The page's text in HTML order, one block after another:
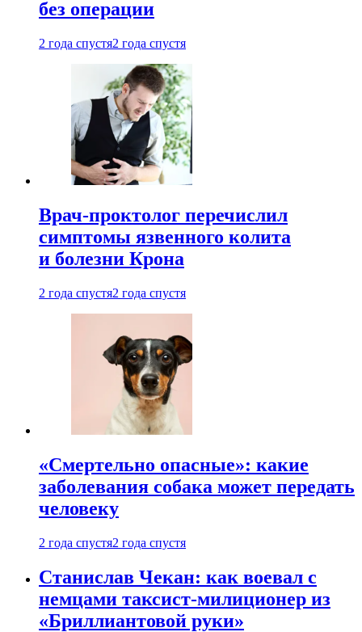
без операции
2 года спустя2 года спустя
Врач-проктолог перечислил
симптомы язвенного колита
и болезни Крона
2 года спустя2 года спустя
«Смертельно опасные»: какие
заболевания собака может передать
человеку
2 года спустя2 года спустя
Станислав Чекан: как воевал с
немцами таксист-милиционер из
«Бриллиантовой руки»